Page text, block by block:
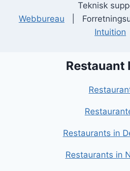
Teknisk
Webbureau |
Intuition
Restauant
Restaurants in
Restaurants in